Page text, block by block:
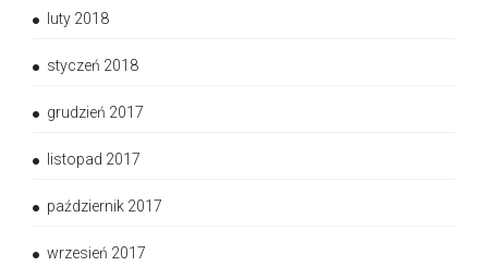
luty 2018
styczeń 2018
grudzień 2017
listopad 2017
październik 2017
wrzesień 2017